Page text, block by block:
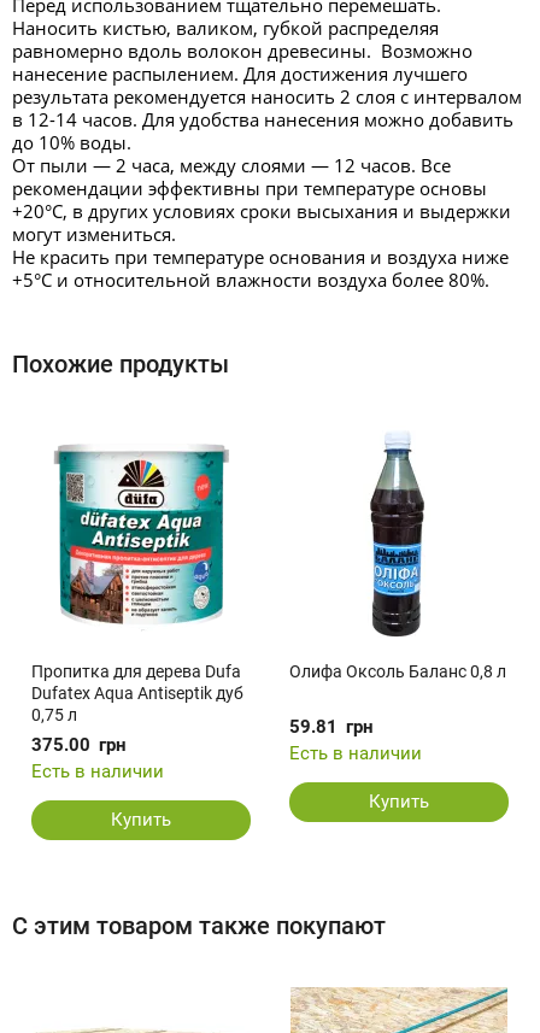
Перед использованием тщательно перемешать.
Наносить кистью, валиком, губкой распределяя
равномерно вдоль волокон древесины. Возможно
нанесение распылением. Для достижения лучшего
результата рекомендуется наносить 2 слоя с интервалом
в 12-14 часов. Для удобства нанесения можно добавить
до 10% воды.
От пыли — 2 часа, между слоями — 12 часов. Все
рекомендации эффективны при температуре основы
+20°С, в других условиях сроки высыхания и выдержки
могут измениться.
Не красить при температуре основания и воздуха ниже
+5°С и относительной влажности воздуха более 80%.
Похожие продукты
Пропитка для дерева Dufa
Dufatex Aqua Antiseptik дуб
0,75 л
375.00 грн
Есть в наличии
Купить
Олифа Оксоль Баланс 0,8 л
59.81 грн
Есть в наличии
Купить
С этим товаром также покупают